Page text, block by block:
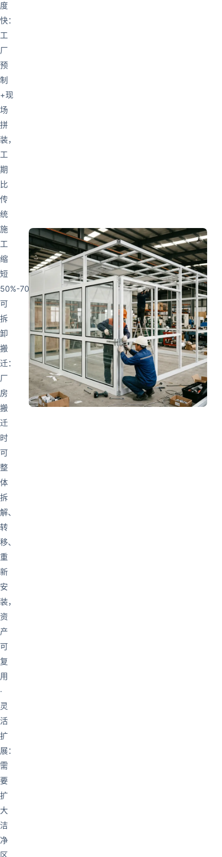
度
快：
工
厂
预
制
+现
场
拼
装，
工
期
比
传
统
施
工
缩
短
50%-70%·
可
拆
卸
搬
迁：
厂
房
搬
迁
时
可
整
体
拆
解、
转
移、
重
新
安
装，
资
产
可
复
用
·
灵
活
扩
展：
需
要
扩
大
洁
净
区